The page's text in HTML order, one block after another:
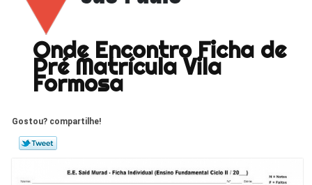
Onde Encontro Ficha de
Pré Matrícula Vila
Formosa
Gostou? compartilhe!